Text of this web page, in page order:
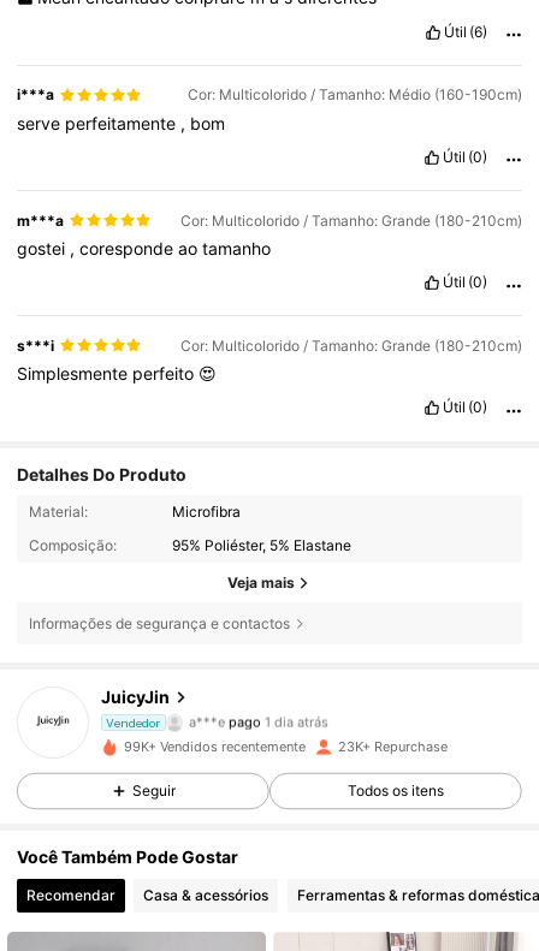
Útil (6)
i***a Cor: Multicolorido / Tamanho: Médio (160-190cm)
serve perfeitamente , bom
Útil (0)
m***a Cor: Multicolorido / Tamanho: Grande (180-210cm)
gostei ,corespondeaotamanho
Útil (0)
s***i Cor: Multicolorido / Tamanho: Grande (180-210cm)
Simplesmente perfeito 😍
Útil (0)
Detalhes Do Produto
Material:
Microfibra
Composição:
95% Poliéster, 5% Elastane
Veja mais
Informações de segurança e contactos
JuicyJin
Vendedor
4,85
a***e pago 1 dia atrás
seguiu
4,85 2.7K Seguidores
4,85 2.7K Seguidores
4,85 2.7K Seguidores
99K+ Vendidos recentemente 23K+ Repurchase
Seguir Todos os itens
Você Também Pode Gostar
Recomendar Casa & acessórios Ferramentas & reformas